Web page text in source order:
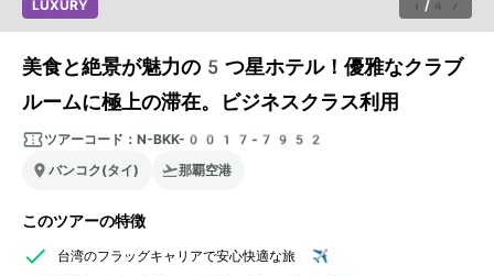
1 / 47
LUXURY
美食と絶景が魅力の5つ星ホテル！優雅なクラブ
ルームに極上の滞在。ビジネスクラス利用
ツアーコード： N-BKK-0017-7952
バンコク(タイ)
那覇空港
このツアーの特徴
台湾のフラッグキャリアで安心快適な旅 ✈️